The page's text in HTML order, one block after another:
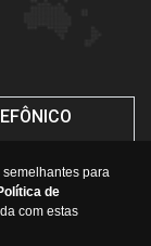
semelhantes para
de
com estas